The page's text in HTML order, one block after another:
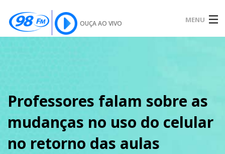
OUÇA AO VIVO MENU
SOBRE
Professores falam sobre as
mudanças no uso do celular
no retorno das aulas